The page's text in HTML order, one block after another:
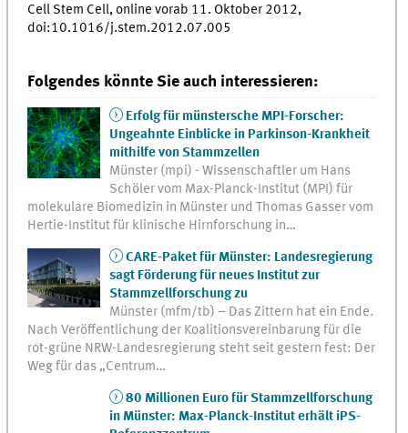
Cell Stem Cell, online vorab 11. Oktober 2012,
doi:10.1016/j.stem.2012.07.005
Folgendes könnte Sie auch interessieren:
Erfolg für münstersche MPI-Forscher:
Ungeahnte Einblicke in Parkinson-Krankheit
mithilfe von Stammzellen
Münster (mpi) - Wissenschaftler um Hans
Schöler vom Max-Planck-Institut (MPI) für
molekulare Biomedizin in Münster und Thomas Gasser vom
Hertie-Institut für klinische Hirnforschung in…
CARE-Paket für Münster: Landesregierung
sagt Förderung für neues Institut zur
Stammzellforschung zu
Münster (mfm/tb) – Das Zittern hat ein Ende.
Nach Veröffentlichung der Koalitionsvereinbarung für die
rot-grüne NRW-Landesregierung steht seit gestern fest: Der
Weg für das „Centrum…
80 Millionen Euro für Stammzellforschung
in Münster: Max-Planck-Institut erhält iPS-